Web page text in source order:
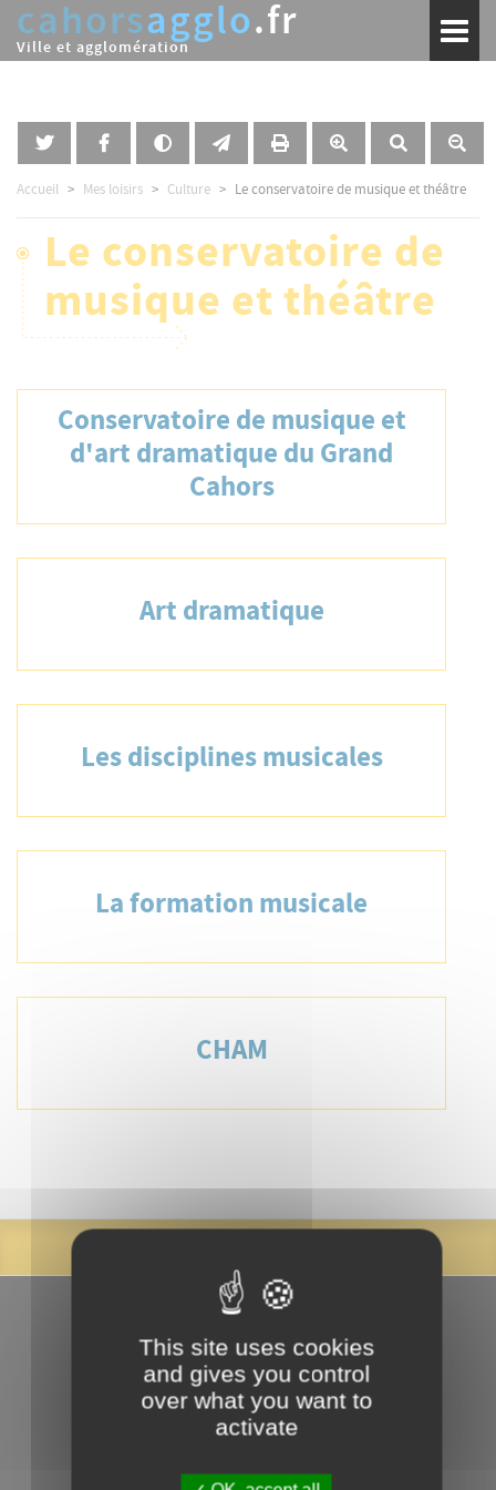
Aller
contenu
cahorsagglo.fr
Ville et agglomération
Accueil Mes loisirs Culture Le conservatoire de musique et théâtre
Le conservatoire de
musique et théâtre
Conservatoire de musique et
d'art dramatique du Grand
Cahors
Art dramatique
Les disciplines musicales
La formation musicale
CHAM
This site uses cookies
and gives you control
over what you want to
activate